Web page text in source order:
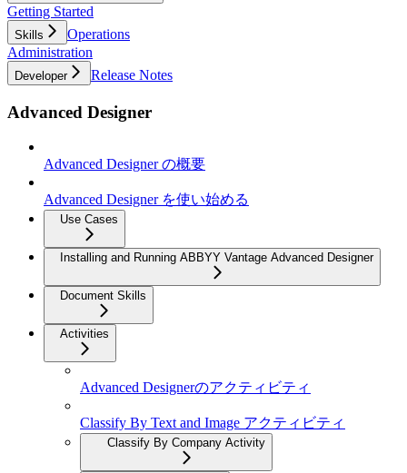
Getting Started
Skills
Operations
Administration
Developer Release Notes
Advanced Designer
Advanced Designer の概要
Advanced Designer を使い始める
Use Cases
Installing and Running ABBYY Vantage Advanced Designer
Document Skills
Activities
Advanced Designerのアクティビティ
Classify By Text and Image アクティビティ
Classify By Company Activity